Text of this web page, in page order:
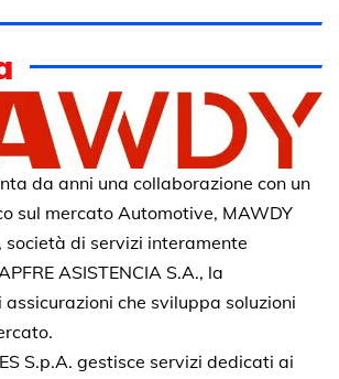
da anni una collaborazione con un
sul mercato Automotive, MAWDY
società di servizi interamente
ASISTENCIA S.A., la
che sviluppa soluzioni
S.p.A. gestisce servizi dedicati ai